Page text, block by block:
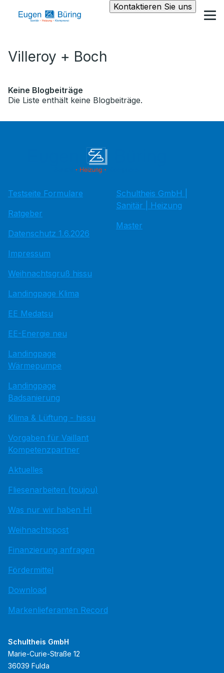
Kontaktieren Sie uns
Villeroy + Boch
Keine Blogbeiträge
Die Liste enthält keine Blogbeiträge.
Testseite Formulare
Ratgeber
Datenschutz 1.6.2026
Impressum
Weihnachtsgruß hissu
Landingpage Klima
EE Medatsu
EE-Energie neu
Landingpage
Wärmepumpe
Landingpage
Badsanierung
Klima & Lüftung - hissu
Vorgaben für Vaillant
Kompetenzpartner
Aktuelles
Fliesenarbeiten (toujou)
Was nur wir haben HI
Weihnachtspost
Finanzierung anfragen
Fördermittel
Download
Markenlieferanten Record
Schultheis GmbH |
Sanitär | Heizung
Master
Schultheis GmbH
Marie-Curie-Straße 12
36039 Fulda